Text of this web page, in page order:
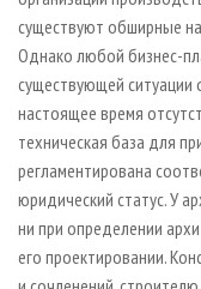
существуют обширные
Однако любой бизнес-
существующей ситуации
настоящее время
техническая база для
регламентирована
юридический статус. У
ни при определении
его проектировании.